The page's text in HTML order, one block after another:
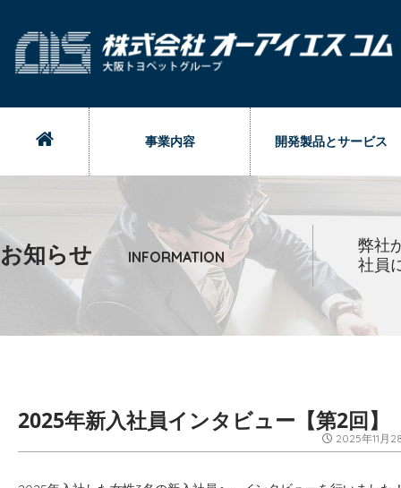
事業内容 開発製品とサービス
お知らせ INFORMATION
弊社
社員
2025年新入社員インタビュー【第2回】
2025年11月